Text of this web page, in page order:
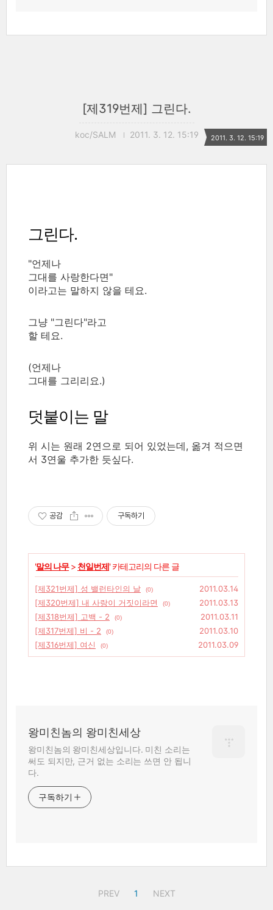
[제319번제] 그린다.
koc/SALM 2011. 3. 12. 15:19 2011. 3. 12. 15:19
그린다.
"언제나
그대를 사랑한다면"
이라고는 말하지 않을 테요.
그냥 "그린다"라고
할 테요.
(언제나
그대를 그리리요.)
덧붙이는 말
위 시는 원래 2연으로 되어 있었는데, 옮겨 적으면
서 3연울 추가한 듯싶다.
공감 구독하기
'말의 나무> 천일번제' 카테고리의 다른 글
[제321번제] 성 밸런타인의 날 (0)
2011.03.14
[제320번제] 내 사랑이 거짓이라면
(0)
2011.03.13
[제318번제] 고백 - 2
(0)
2011.03.11
[제317번제] 비 - 2
(0)
2011.03.10
[제316번제] 여신
(0) 2011.03.09
왕미친놈의 왕미친세상
왕미친놈의 왕미친세상입니다. 미친 소리는
써도 되지만, 근거 없는 소리는 쓰면 안 됩니
다.
구독하기
PREV 1 NEXT